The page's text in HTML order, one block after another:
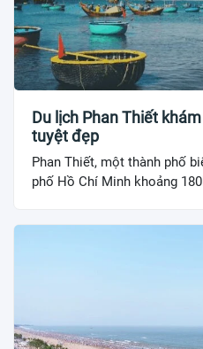
Du lịch Phan Thiết
tuyệt đẹp
Phan Thiết, một thành phố
phố Hồ Chí Minh khoảng